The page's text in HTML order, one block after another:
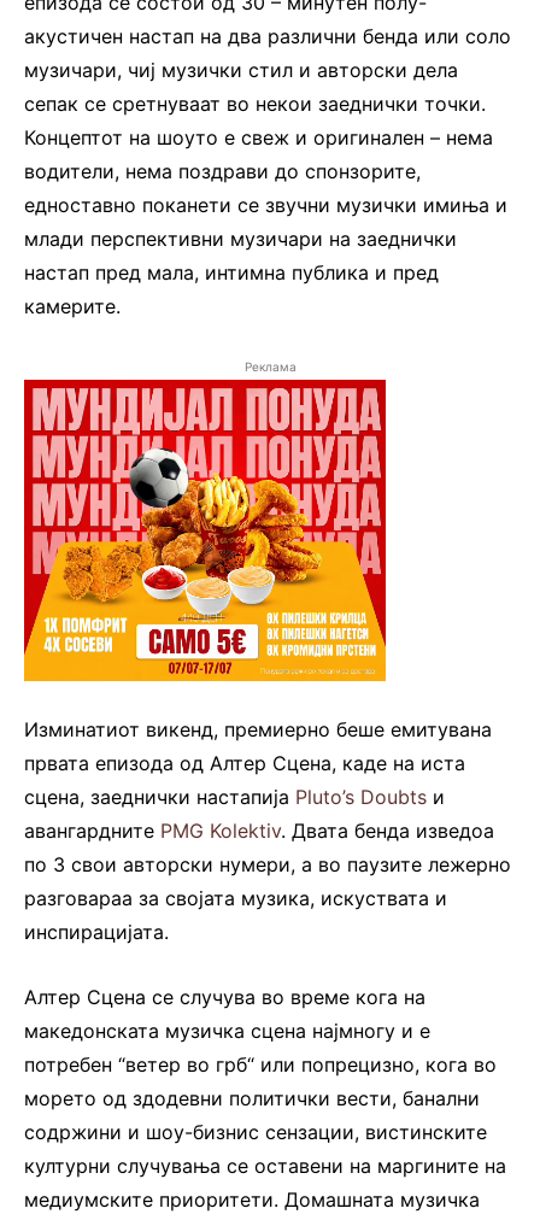
акустичен настап на два различни бенда или соло
музичари, чиј музички стил и авторски дела
сепак се сретнуваат во некои заеднички точки.
Концептот на шоуто е свеж и оригинален – нема
водители, нема поздрави до спонзорите,
едноставно поканети се звучни музички имиња и
млади перспективни музичари на заеднички
настап пред мала, интимна публика и пред
камерите.
Реклама
Изминатиот викенд, премиерно беше емитувана
првата епизода од Алтер Сцена, каде на иста
сцена, заеднички настапија Pluto’s Doubts и
авангардните PMG Kolektiv. Двата бенда изведоа
по 3 свои авторски нумери, а во паузите лежерно
разговараа за својата музика, искуствата и
инспирацијата.
Алтер Сцена се случува во време кога на
македонската музичка сцена најмногу и е
потребен “ветер во грб“ или попрецизно, кога во
морето од здодевни политички вести, банални
содржини и шоу-бизнис сензации, вистинските
културни случувања се оставени на маргините на
медиумските приоритети. Домашната музичка